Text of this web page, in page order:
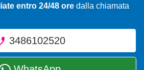
entro 24/48 ore dalla chiamata
3486102520